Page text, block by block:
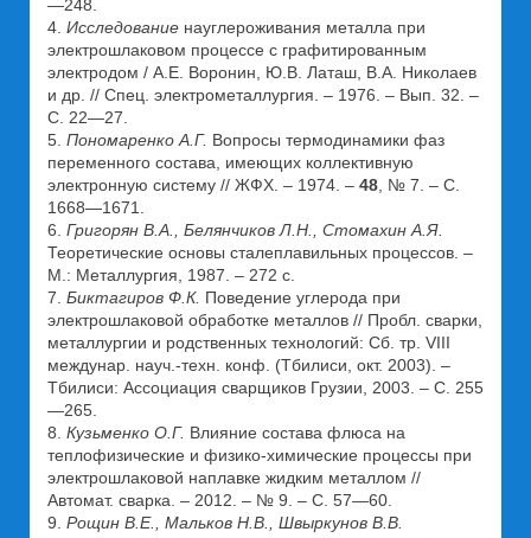
—248.
4. Исследование науглероживания металла при
электрошлаковом процессе с графитированным
электродом / А.Е. Воронин, Ю.В. Латаш, В.А. Николаев
и др. // Спец. электрометаллургия. – 1976. – Вып. 32. –
С. 22—27.
5. Пономаренко А.Г. Вопросы термодинамики фаз
переменного состава, имеющих коллективную
электронную систему // ЖФХ. – 1974. – 48 , № 7. – С.
1668—1671.
6. Григорян В.А., Белянчиков Л.Н., Стомахин А.Я.
Теоретические основы сталеплавильных процессов. –
М.: Металлургия, 1987. – 272 с.
7. Биктагиров Ф.К. Поведение углерода при
электрошлаковой обработке металлов // Пробл. сварки,
металлургии и родственных технологий: Сб. тр. VIII
междунар. науч.-техн. конф. (Тбилиси, окт. 2003). –
Тбилиси: Ассоциация сварщиков Грузии, 2003. – С. 255
—265.
8. Кузьменко О.Г. Влияние состава флюса на
теплофизические и физико-химические процессы при
электрошлаковой наплавке жидким металлом //
Автомат. сварка. – 2012. – № 9. – С. 57—60.
9. Рощин В.Е., Мальков Н.В., Швыркунов В.В.